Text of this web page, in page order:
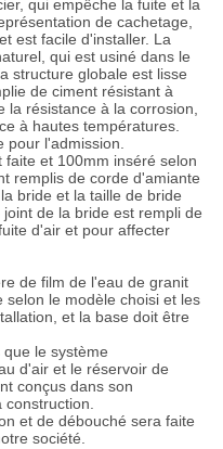
qui empêche la fuite et la
de cachetage,
est facile d'installer. La
qui est usiné dans le
structure globale est lisse
de ciment résistant à
la résistance à la corrosion,
à hautes températures.
pour l'admission.
et 100mm inséré selon
remplis de corde d'amiante
bride et la taille de bride
de la bride est rempli de
d'air et pour affecter
de film de l'eau de granit
le modèle choisi et les
et la base doit être
le système
d'air et le réservoir de
conçus dans son
construction.
et de débouché sera faite
société.